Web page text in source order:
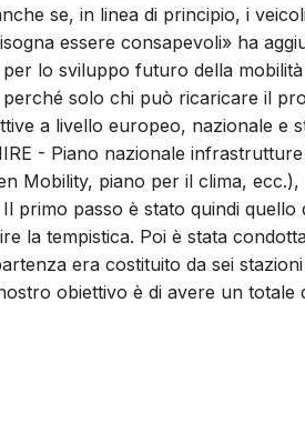
se, in linea di principio, i
essere consapevoli» ha
lo sviluppo futuro della
solo chi può ricaricare il
a livello europeo, nazionale e
- Piano nazionale
Mobility, piano per il clima, ecc.),
primo passo è stato quindi quello
la tempistica. Poi è stata
era costituito da sei
obiettivo è di avere un totale